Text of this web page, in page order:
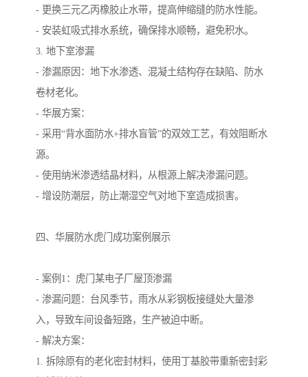
- 更换三元乙丙橡胶止水带，提高伸缩缝的防水性能。
- 安装虹吸式排水系统，确保排水顺畅，避免积水。
3. 地下室渗漏
- 渗漏原因：地下水渗透、混凝土结构存在缺陷、防水
卷材老化。
- 华展方案：
- 采用“背水面防水+排水盲管”的双效工艺，有效阻断水
源。
- 使用纳米渗透结晶材料，从根源上解决渗漏问题。
- 增设防潮层，防止潮湿空气对地下室造成损害。
四、华展防水虎门成功案例展示
- 案例1：虎门某电子厂屋顶渗漏
- 渗漏问题：台风季节，雨水从彩钢板接缝处大量渗
入，导致车间设备短路，生产被迫中断。
- 解决方案：
1. 拆除原有的老化密封材料，使用丁基胶带重新密封彩